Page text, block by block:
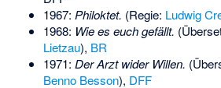
1967: Philoktet. (Regie: Ludwig
1968: Wie es euch gefällt.
Lietzau), BR
1971: Der Arzt wider Willen.
Benno Besson), DFF